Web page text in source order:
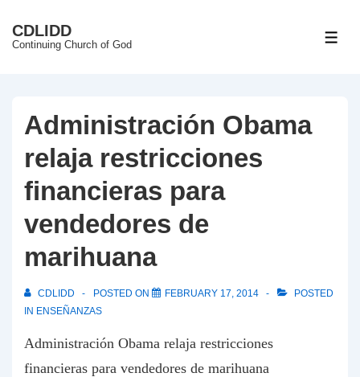
SkipCDLIDD
Continuing Church of God
Administración Obama
relaja restricciones
financieras para
vendedores de
marihuana
CDLIDD POSTED ON FEBRUARY 17, 2014
POSTED
IN ENSEÑANZAS
Administración Obama relaja restricciones
financieras para vendedores de marihuana